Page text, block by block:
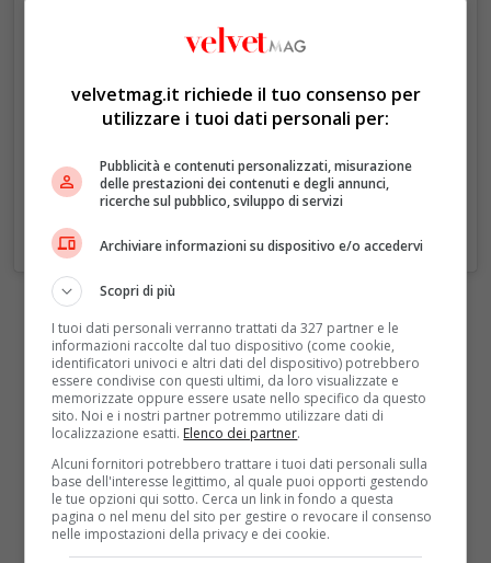
Un post condiviso da Sanremo Rai (@sanremorai)
velvetmag.it richiede il tuo consenso per
utilizzare i tuoi dati personali per:
Pubblicità e contenuti personalizzati, misurazione
delle prestazioni dei contenuti e degli annunci,
ricerche sul pubblico, sviluppo di servizi
Archiviare informazioni su dispositivo e/o accedervi
Scopri di più
I tuoi dati personali verranno trattati da 327 partner e le
informazioni raccolte dal tuo dispositivo (come cookie,
identificatori univoci e altri dati del dispositivo) potrebbero
essere condivise con questi ultimi, da loro visualizzate e
memorizzate oppure essere usate nello specifico da questo
sito. Noi e i nostri partner potremmo utilizzare dati di
localizzazione esatti. Elenco dei partner.
Alcuni fornitori potrebbero trattare i tuoi dati personali sulla
base dell'interesse legittimo, al quale puoi opporti gestendo
le tue opzioni qui sotto. Cerca un link in fondo a questa
pagina o nel menu del sito per gestire o revocare il consenso
nelle impostazioni della privacy e dei cookie.